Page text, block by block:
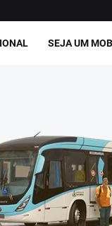
SEJA UM MOB